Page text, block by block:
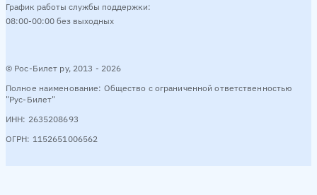
© Рос-Билет ру, 2013 - 2026
Полное наименование: Общество с ограниченной ответственностью
"Рус-Билет"
ИНН: 2635208693
ОГРН: 1152651006562
График работы службы поддержки:
08:00-00:00 без выходных